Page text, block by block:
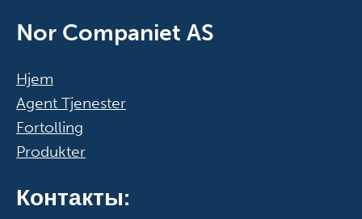
Nor Companiet AS
Hjem
Agent Tjenester
Fortolling
Produkter
Контакты: